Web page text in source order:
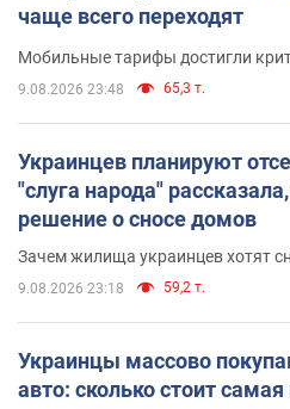
чаще всего переходят
Мобильные тарифы достигли
9.08.2026 23:48 65,3 т.
Украинцев планируют
"слуга народа"
решение о сносе домов
Зачем жилища украинцев хотят
9.08.2026 23:18 59,2 т.
Украинцы массово
авто: сколько стоит